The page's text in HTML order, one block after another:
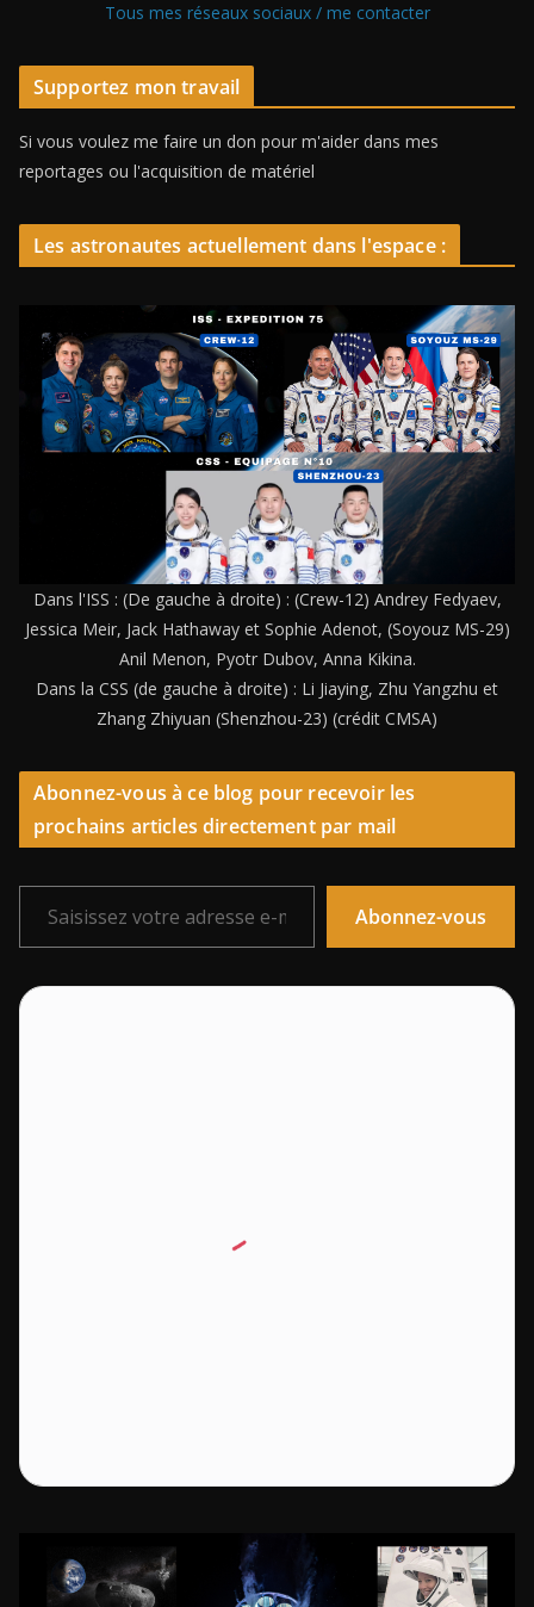
Tous mes réseaux sociaux / me contacter
Supportez mon travail
Si vous voulez me faire un don pour m'aider dans mes
reportages ou l'acquisition de matériel
Les astronautes actuellement dans l'espace :
Dans l'ISS : (De gauche à droite) : (Crew-12) Andrey Fedyaev,
Jessica Meir, Jack Hathaway et Sophie Adenot, (Soyouz MS-29)
Anil Menon, Pyotr Dubov, Anna Kikina.
Dans la CSS (de gauche à droite) : Li Jiaying, Zhu Yangzhu et
Zhang Zhiyuan (Shenzhou-23) (crédit CMSA)
Abonnez-vous à ce blog pour recevoir les
prochains articles directement par mail
Saisissez votre adresse e-mail…
Abonnez-vous